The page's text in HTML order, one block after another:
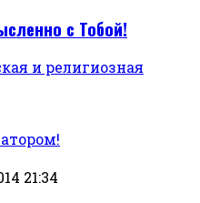
с Тобой!
и религиозная
21:34